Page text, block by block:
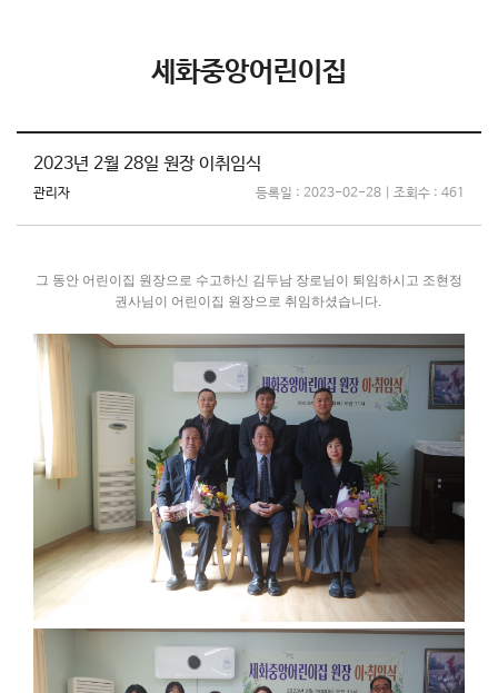
세화중앙어린이집
2023년 2월 28일 원장 이취임식
관리자 등록일 : 2023-02-28 | 조회수 : 461
그 동안 어린이집 원장으로 수고하신 김두남 장로님이 퇴임하시고 조현정
권사님이 어린이집 원장으로 취임하셨습니다.